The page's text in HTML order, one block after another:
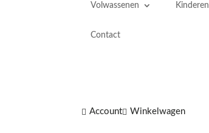
Volwassenen Kinderen
Contact
 Account Winkelwagen